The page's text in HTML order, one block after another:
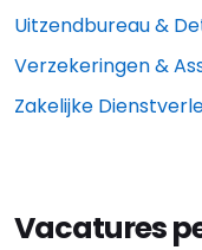
Uitzendbureau &
Verzekeringen &
Zakelijke
Vacatures